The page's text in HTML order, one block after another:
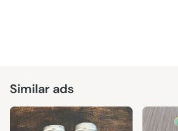
Similar ads